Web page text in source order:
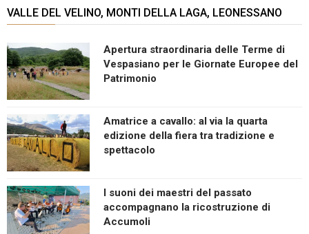
VALLE DEL VELINO, MONTI DELLA LAGA, LEONESSANO
Apertura straordinaria delle Terme di
Vespasiano per le Giornate Europee del
Patrimonio
Amatrice a cavallo: al via la quarta
edizione della fiera tra tradizione e
spettacolo
I suoni dei maestri del passato
accompagnano la ricostruzione di
Accumoli